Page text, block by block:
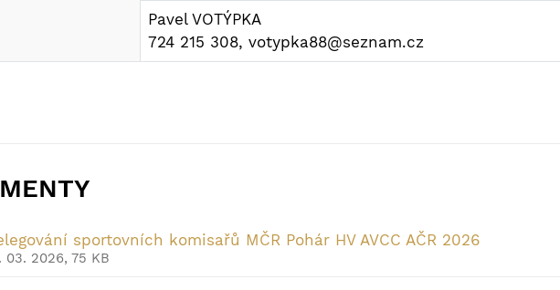
Pavel VOTÝPKA
724 215 308, votypka88@seznam.cz
sportovních komisařů MČR Pohár HV AVCC AČR 2026
03. 2026, 75 KB